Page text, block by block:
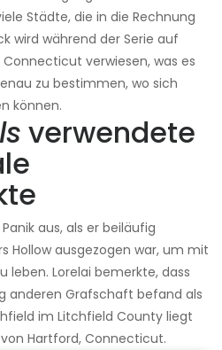
Städte, die in die Rechnung
wird während der Serie auf
verwiesen, was es
zu bestimmen, wo sich
können.
verwendete
aus, als er beiläufig
Hollow ausgezogen war, um mit
leben. Lorelai bemerkte, dass
anderen Grafschaft befand als
im Litchfield County liegt
Hartford, Connecticut.